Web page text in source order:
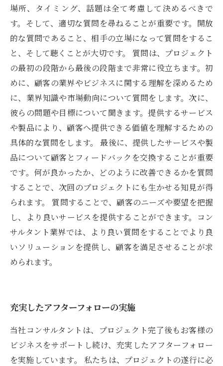
場所、タイミング、話題は全て考慮して決めるべきで
す。そして、適切な質問を尋ねることが重要です。開放
的な質問であること、相手の立場になって質問をするこ
と、そして聴くことが大切です。 質問は、プロジェクト
の最初の段階から最後の段階まで非常に役立ちます。初
めに、顧客の業界やビジネスに関する理解を深めるため
に、業界知識や市場動向について質問をします。次に、
彼らの問題や目標について聞きます。提供するサービス
や製品により、顧客へ提供できる価値を理解するための
具体的な質問をします。 最後に、提供したサービスや製
品について顧客とフィードバックを交換することが重要
です。何が良かったか、どのように改善できるかを質問
することで、次回のプロジェクトにも生かせる知見が得
られます。 質問することで、顧客のニーズや要望を把握
し、より良いサービスを提供することができます。コン
サルタント業界では、より良い質問をすることでより良
いソリューションを提供し、顧客を満足させることが求
められます。
充実したアフターフォローの実施
当社コンサルタントは、プロジェクト完了後もお客様の
ビジネスをサポートし続け、充実したアフターフォロー
を実施しています。 私たちは、プロジェクトの遂行に必